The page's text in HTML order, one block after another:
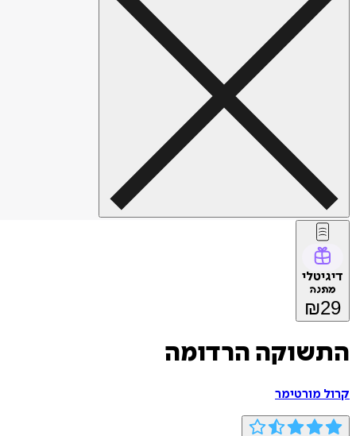
דיגיטלי
מתנה
₪29
התשוקה הרדומה
קרול מורטימר